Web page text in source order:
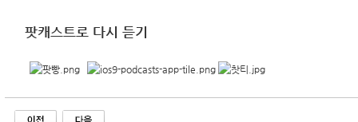
팟캐스트로 다시 듣기